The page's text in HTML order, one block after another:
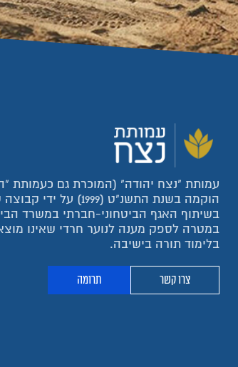
עמותת "נצח יהודה" (המוכרת גם כעמותת
הוקמה בשנת התשנ"ט (1999)
בשיתוף האגף הביטחוני-חברתי במשרד
במטרה לספק מענה לנוער חרדי שאינו
בלימוד תורה בישיבה.
צרו קשר תרומה